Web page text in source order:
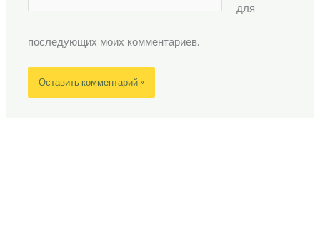
для
последующих моих комментариев.